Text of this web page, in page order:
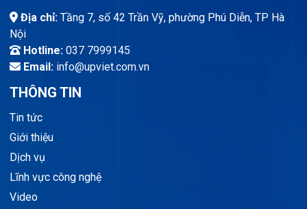
Địa chỉ: Tầng 7, số 42 Trần Vỹ, phường Phú Diễn, TP Hà
Nội
Hotline: 037 7999145
Email: info@upviet.com.vn
THÔNG TIN
Tin tức
Giới thiệu
Dịch vụ
Lĩnh vực công nghệ
Video